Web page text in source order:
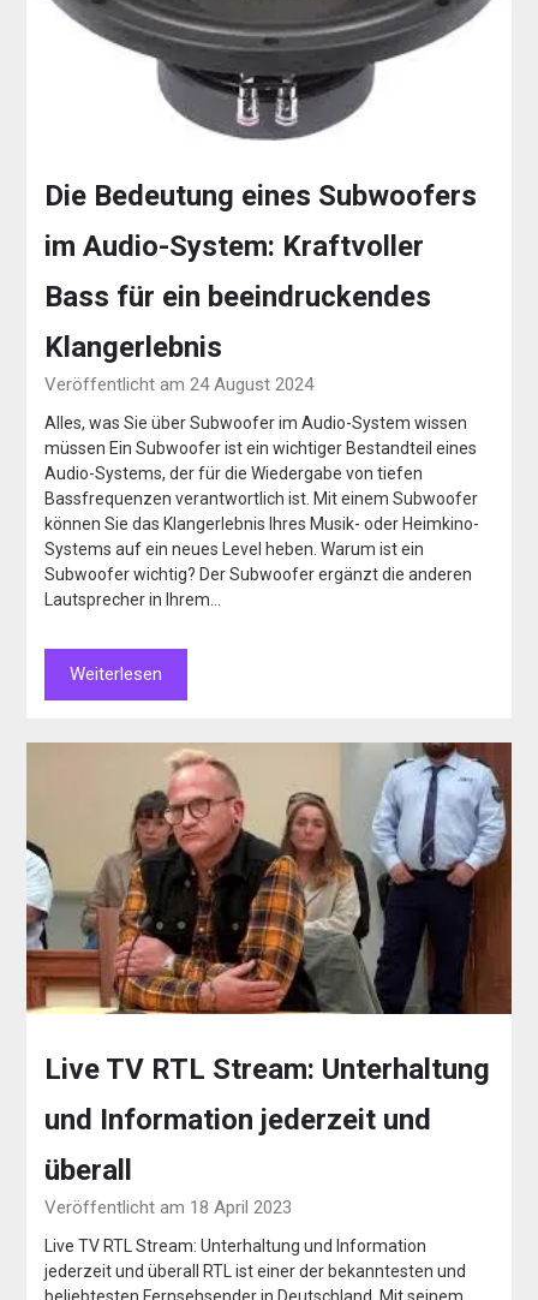
Die Bedeutung eines Subwoofers
im Audio-System: Kraftvoller
Bass für ein beeindruckendes
Klangerlebnis
Veröffentlicht am 24 August 2024
Alles, was Sie über Subwoofer im Audio-System wissen
müssen Ein Subwoofer ist ein wichtiger Bestandteil eines
Audio-Systems, der für die Wiedergabe von tiefen
Bassfrequenzen verantwortlich ist. Mit einem Subwoofer
können Sie das Klangerlebnis Ihres Musik- oder Heimkino-
Systems auf ein neues Level heben. Warum ist ein
Subwoofer wichtig? Der Subwoofer ergänzt die anderen
Lautsprecher in Ihrem…
Weiterlesen
Live TV RTL Stream: Unterhaltung
und Information jederzeit und
überall
Veröffentlicht am 18 April 2023
Live TV RTL Stream: Unterhaltung und Information
jederzeit und überall RTL ist einer der bekanntesten und